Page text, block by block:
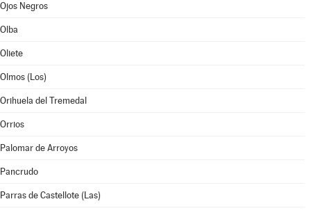
Ojos Negros
Olba
Oliete
Olmos (Los)
Orihuela del Tremedal
Orrios
Palomar de Arroyos
Pancrudo
Parras de Castellote (Las)